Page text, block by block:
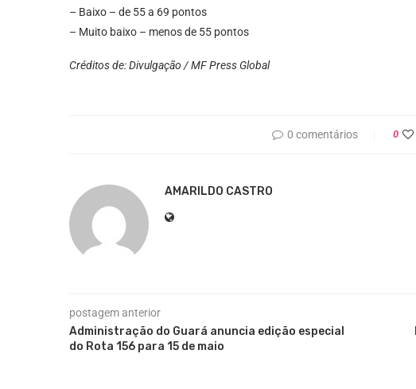
– Baixo – de 55 a 69 pontos
– Muito baixo – menos de 55 pontos
Créditos de: Divulgação / MF Press Global
0 comentários 0
AMARILDO CASTRO
postagem anterior
Administração do Guará anuncia edição especial
do Rota 156 para 15 de maio